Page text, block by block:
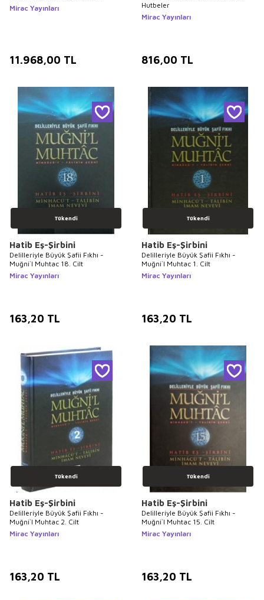
Mirac Yayınları
11.968,00 TL
Hutbeler
Mirac Yayınları
816,00 TL
Tükendi
Hatib Eş-Şirbini
Delilleriyle Büyük Şafii Fıkhı -
Muğni`l Muhtac 18. Cilt
Mirac Yayınları
163,20 TL
Tükendi
Hatib Eş-Şirbini
Delilleriyle Büyük Şafii Fıkhı -
Muğni`l Muhtac 1. Cilt
Mirac Yayınları
163,20 TL
Tükendi
Hatib Eş-Şirbini
Delilleriyle Büyük Şafii Fıkhı -
Muğni`l Muhtac 2. Cilt
Mirac Yayınları
163,20 TL
Tükendi
Hatib Eş-Şirbini
Delilleriyle Büyük Şafii Fıkhı -
Muğni`l Muhtac 15. Cilt
Mirac Yayınları
163,20 TL